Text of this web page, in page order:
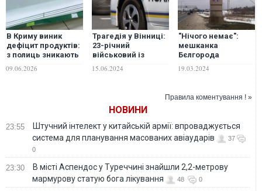
В Криму виник
дефіцит продуктів:
з полиць зникають
борошно
09.06.2026
Трагедія у Вінниці:
23-річний
військовий із
двох дівчат, а
15.06.2024
"Нічого немає":
мешканка
Бєлгорода
пусті полиці в
19.03.2024
Правила коментування ! »
НОВИНИ
23:55
Штучний інтелект у китайській армії: впроваджується
система для планування масованих авіаударів
37
0
23:30
В місті Аспендос у Туреччині знайшли 2,2-метрову
мармурову статую бога лікування
48 0